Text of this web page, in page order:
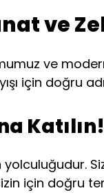
ve
ve
için doğru
Katılın!
için doğru